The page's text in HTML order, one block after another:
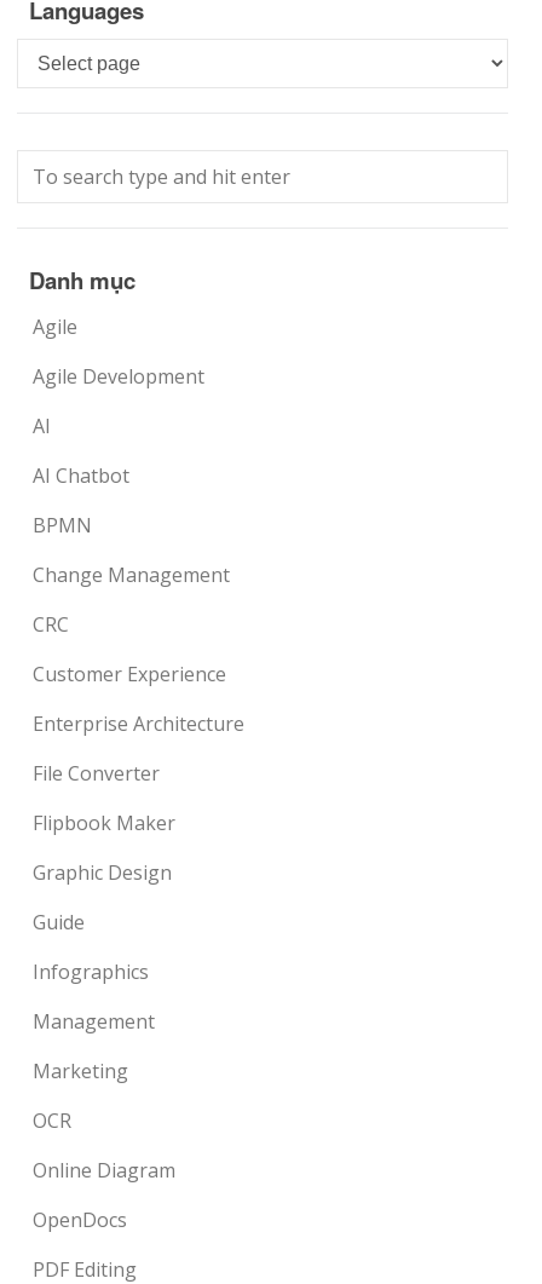
Languages
Languages
Danh mục
Agile
Agile Development
AI
AI Chatbot
BPMN
Change Management
CRC
Customer Experience
Enterprise Architecture
File Converter
Flipbook Maker
Graphic Design
Guide
Infographics
Management
Marketing
OCR
Online Diagram
OpenDocs
PDF Editing